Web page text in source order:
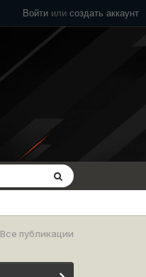
Войти или создать аккаунт
Все публикации